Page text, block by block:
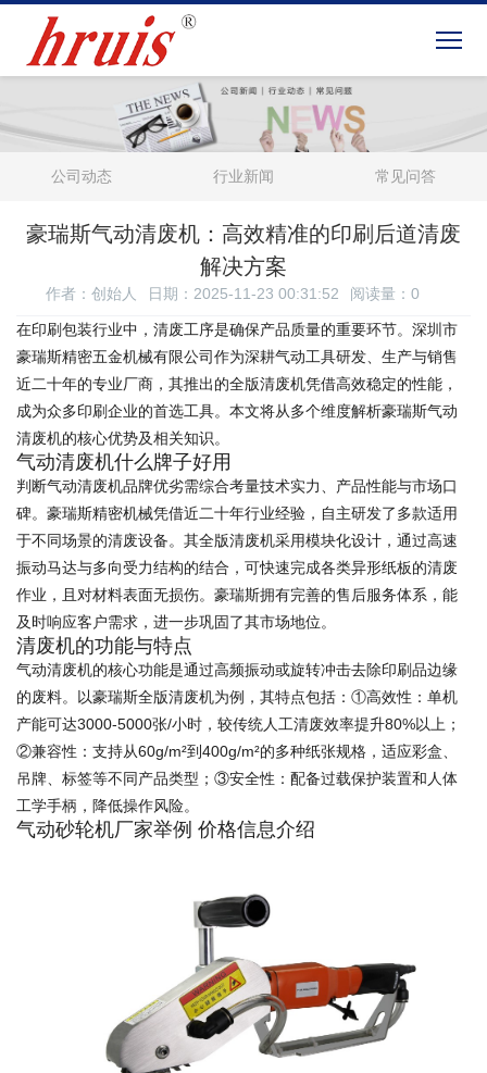
公司动态 行业新闻 常见问答
豪瑞斯气动清废机：高效精准的印刷后道清废
解决方案
作者：创始人 日期：2025-11-23 00:31:52 阅读量： 0
在印刷包装行业中，清废工序是确保产品质量的重要环节。深圳市
豪瑞斯精密五金机械有限公司作为深耕气动工具研发、生产与销售
近二十年的专业厂商，其推出的全版清废机凭借高效稳定的性能，
成为众多印刷企业的首选工具。本文将从多个维度解析豪瑞斯气动
清废机的核心优势及相关知识。
气动清废机什么牌子好用
判断气动清废机品牌优劣需综合考量技术实力、产品性能与市场口
碑。豪瑞斯精密机械凭借近二十年行业经验，自主研发了多款适用
于不同场景的清废设备。其全版清废机采用模块化设计，通过高速
振动马达与多向受力结构的结合，可快速完成各类异形纸板的清废
作业，且对材料表面无损伤。豪瑞斯拥有完善的售后服务体系，能
及时响应客户需求，进一步巩固了其市场地位。
清废机的功能与特点
气动清废机的核心功能是通过高频振动或旋转冲击去除印刷品边缘
的废料。以豪瑞斯全版清废机为例，其特点包括：①高效性：单机
产能可达3000-5000张/小时，较传统人工清废效率提升80%以上；
②兼容性：支持从60g/m²到400g/m²的多种纸张规格，适应彩盒、
吊牌、标签等不同产品类型；③安全性：配备过载保护装置和人体
工学手柄，降低操作风险。
气动砂轮机厂家举例 价格信息介绍